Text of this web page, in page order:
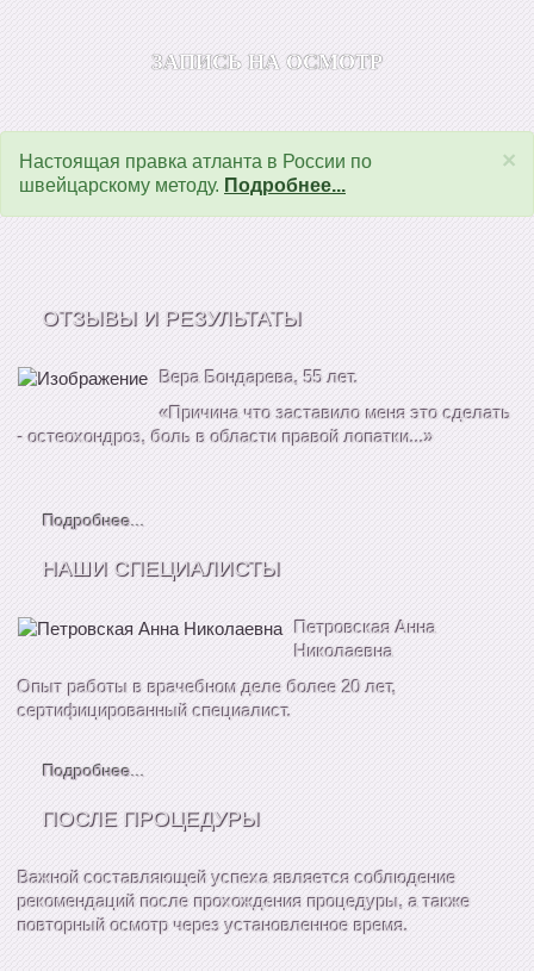
ЗАПИСЬ НА ОСМОТР
×
Настоящая правка атланта в России по
швейцарскому методу. Подробнее...
ОТЗЫВЫ И РЕЗУЛЬТАТЫ
Вера Бондарева, 55 лет.
«Причина что заставило меня это сделать
- остеохондроз, боль в области правой лопатки...»
Подробнее...
НАШИ СПЕЦИАЛИСТЫ
Петровская Анна
Николаевна
Опыт работы в врачебном деле более 20 лет,
сертифицированный специалист.
Подробнее...
ПОСЛЕ ПРОЦЕДУРЫ
Важной составляющей успеха является соблюдение
рекомендаций после прохождения процедуры, а также
повторный осмотр через установленное время.